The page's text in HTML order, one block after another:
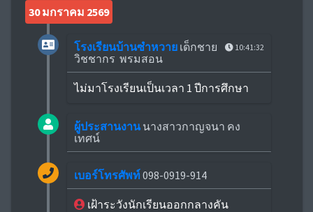
30 มกราคม 2569
10:41:32
โรงเรียนบ้านซำหวายเด็กชาย
วิชชากร พรมสอน
ไม่มาโรงเรียนเป็นเวลา 1 ปีการศึกษา
ผู้ประสานงานนางสาวกาญจนา คง
เทศน์
เบอร์โทรศัพท์098-0919-914
เฝ้าระวังนักเรียนออกกลางคัน